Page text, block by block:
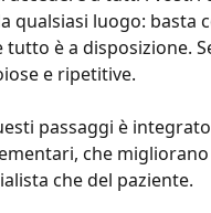
qualsiasi luogo: basta
è a disposizione.
e ripetitive.
passaggi è
che migliorano
che del paziente.